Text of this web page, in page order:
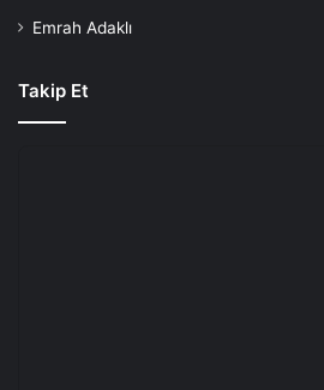
Emrah Adaklı
Takip Et